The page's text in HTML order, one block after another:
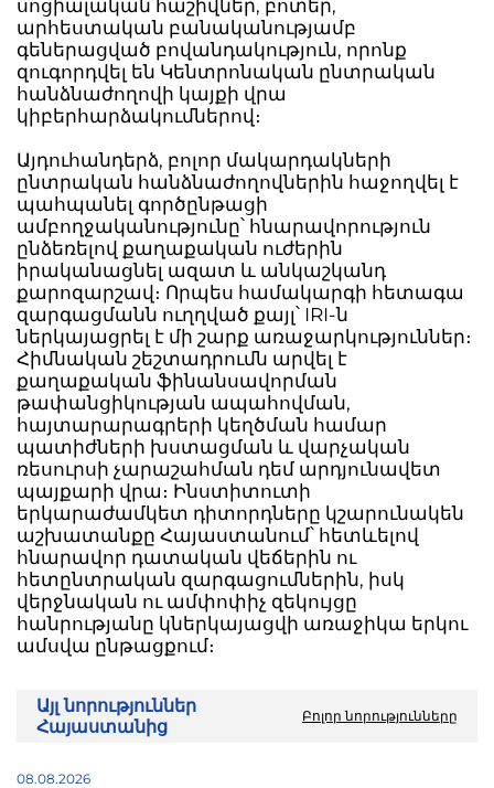
սոցիալական հաշիվներ, բոտեր,
արհեստական բանականությամբ
գեներացված բովանդակություն, որոնք
զուգորդվել են Կենտրոնական ընտրական
հանձնաժողովի կայքի վրա
կիբերհարձակումներով։
Այդուհանդերձ, բոլոր մակարդակների
ընտրական հանձնաժողովներին հաջողվել է
պահպանել գործընթացի
ամբողջականությունը՝ հնարավորություն
ընձեռելով քաղաքական ուժերին
իրականացնել ազատ և անկաշկանդ
քարոզարշավ։ Որպես համակարգի հետագա
զարգացմանն ուղղված քայլ՝ IRI-ն
ներկայացրել է մի շարք առաջարկություններ։
Հիմնական շեշտադրումն արվել է
քաղաքական ֆինանսավորման
թափանցիկության ապահովման,
հայտարարագրերի կեղծման համար
պատիժների խստացման և վարչական
ռեսուրսի չարաշահման դեմ արդյունավետ
պայքարի վրա։ Ինստիտուտի
երկարաժամկետ դիտորդները կշարունակեն
աշխատանքը Հայաստանում՝ հետևելով
հնարավոր դատական վեճերին ու
հետընտրական զարգացումներին, իսկ
վերջնական ու ամփոփիչ զեկույցը
հանրությանը կներկայացվի առաջիկա երկու
ամսվա ընթացքում։
Այլ նորություններ
Հայաստանից
Բոլոր նորությունները
08.08.2026